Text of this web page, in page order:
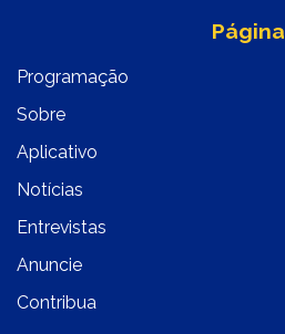
Página
Programação
Sobre
Aplicativo
Notícias
Entrevistas
Anuncie
Contribua